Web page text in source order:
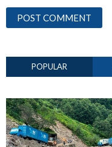
POPULAR